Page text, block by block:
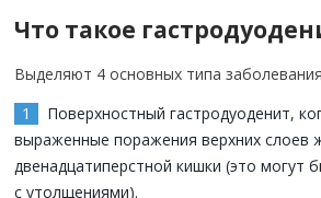
Что такое
Выделяют 4 основных типа
Поверхностный гастродуоденит,
выраженные поражения верхних слоев
двенадцатиперстной кишки (это могут
с утолщениями).